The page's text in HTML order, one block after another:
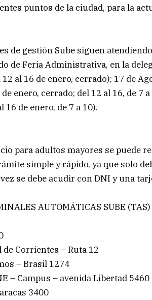
puntos de la ciudad, para la
de gestión Sube siguen
de Feria Administrativa, en la
al 16 de enero, cerrado); 17 de
enero, cerrado; del 12 al 16, de 7
16 de enero, de 7 a 10).
para adultos mayores se puede
simple y rápido, ya que solo
se debe acudir con DNI y una
AUTOMÁTICAS SUBE (TAS)
Corrientes – Ruta 12
– Brasil 1274
– Campus – avenida Libertad 5460
3400